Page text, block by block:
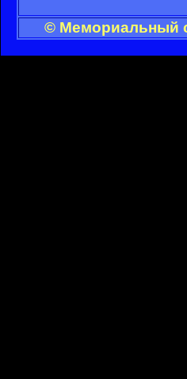
© Мемориальный